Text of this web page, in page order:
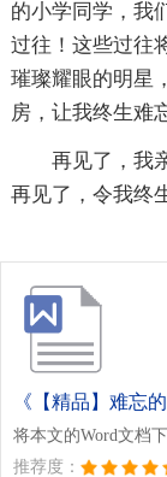
的小学同学，我
过往！这些过往
璀璨耀眼的明星
房，让我终生难
再见了，我
再见了，令我
《【精品】难忘
将本文的Word文档
推荐度：